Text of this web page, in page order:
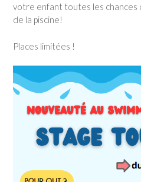
votre enfant toutes les
de la piscine!
Places limitées !